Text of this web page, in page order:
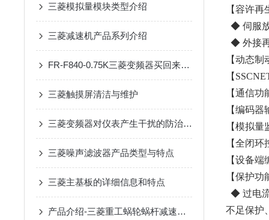
三菱模拟量模块类型介绍
三菱减速机产品系列介绍
FR-F840-0.75K三菱变频器买回来第一步该做什么？开箱验收与上电检查清单
三菱触摸屏清洁与维护
三菱变频器对仪表产生干扰的防治措施
三菱噪声滤波器产品类型与特点
三菱主基板的详细信息和特点
产品介绍-三菱重工蜗轮蜗杆减速机SUHA99R-8
【容许
◆ 伺服
◆ 外接
【动态
【
【通信
【编码
【模拟量
【全闭
【设备
【保护功
◆ 过电
不足保护